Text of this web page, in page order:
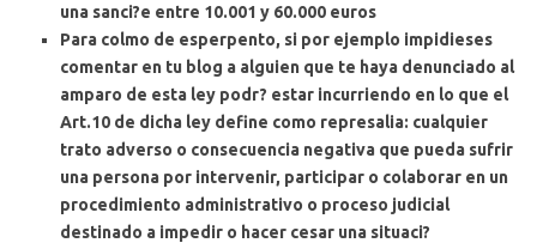
una sanci?e entre 10.001 y 60.000 euros
Para colmo de esperpento, si por ejemplo impidieses
comentar en tu blog a alguien que te haya denunciado al
amparo de esta ley podr? estar incurriendo en lo que el
Art.10 de dicha ley define como represalia: cualquier
trato adverso o consecuencia negativa que pueda sufrir
una persona por intervenir, participar o colaborar en un
procedimiento administrativo o proceso judicial
destinado a impedir o hacer cesar una situaci?